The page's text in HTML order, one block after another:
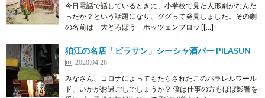
今日電話で話しているときに、小学校で見た人形劇がなんだ
ったか？という話題になり、ググって発見しました。その劇
の名前は「大どろぼう ホッツェンプロッ [[…]
狛江の名店「ピラサン」シーシャ酒バー PILASUN
2020.04.26
みなさん、コロナによってもたらされたこのパラレルワール
ド、いかがお過ごしでしょうか？ 僕は仕事の方もほぼ影響を